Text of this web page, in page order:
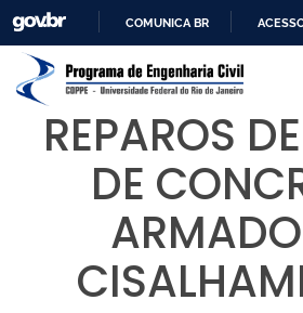
PARA
CONTEÚDO
COMUNICA BR
REPAROS
DE